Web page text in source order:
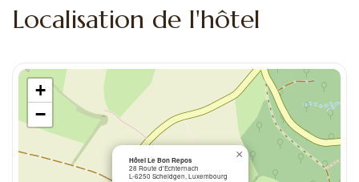
Localisation de l'hôtel
Hôtel Le Bon Repos
28 Route d'Echternach
L-6250 Scheidgen, Luxembourg
×
+
−